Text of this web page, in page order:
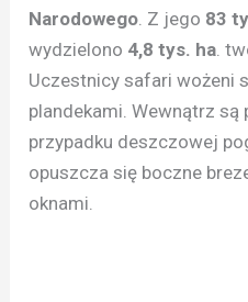
Narodowego . Z jego 83
wydzielono 4,8 tys. ha .
Uczestnicy safari wożeni
plandekami. Wewnątrz są
przypadku deszczowej
opuszcza się boczne
oknami.